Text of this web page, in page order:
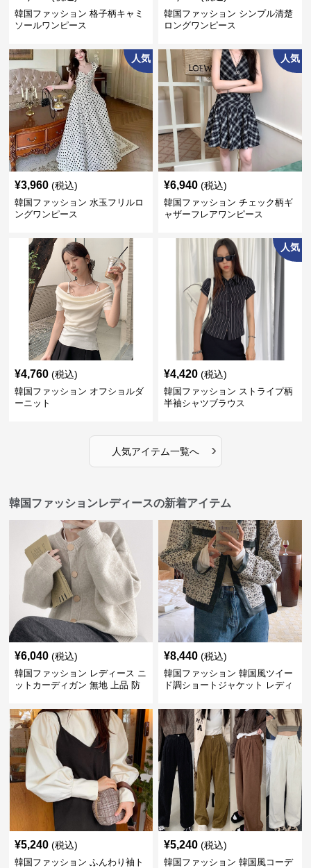
韓国ファッション 格子柄キャミ
ソールワンピース
韓国ファッション シンプル清楚
ロングワンピース
人気
¥3,960 (税込)
韓国ファッション 水玉フリルロ
ングワンピース
人気
¥6,940 (税込)
韓国ファッション チェック柄ギ
ャザーフレアワンピース
¥4,760 (税込)
韓国ファッション オフショルダ
ーニット
人気
¥4,420 (税込)
韓国ファッション ストライプ柄
半袖シャツブラウス
人気アイテム一覧へ ›
韓国ファッションレディースの新着アイテム
¥6,040 (税込)
韓国ファッション レディース ニ
ットカーディガン 無地 上品 防
¥8,440 (税込)
韓国ファッション 韓国風ツイー
ド調ショートジャケット レディ
¥5,240 (税込)
韓国ファッション ふんわり袖ト
¥5,240 (税込)
韓国ファッション 韓国風コーデ